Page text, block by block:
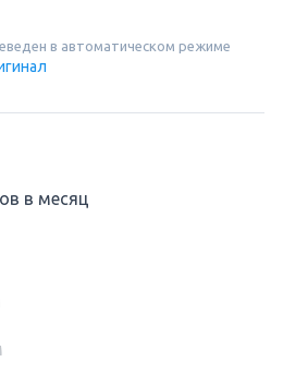
в автоматическом режиме
в месяц